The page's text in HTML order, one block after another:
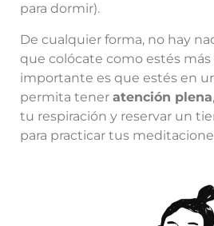
para dormir).
De cualquier forma, no hay
que colócate como estés más
importante es que estés en
permita tener atención plena
tu respiración y reservar un
para practicar tus